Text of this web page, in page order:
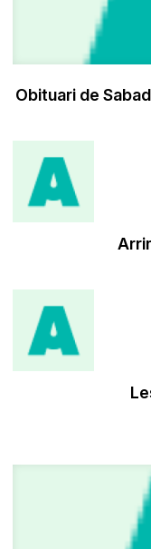
Obituari de